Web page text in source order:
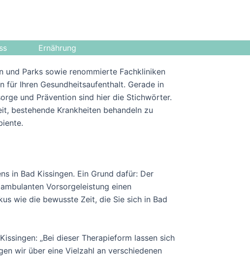
Ernährung
und Parks sowie renommierte Fachkliniken
für Ihren Gesundheitsaufenthalt. Gerade in
und Prävention sind hier die Stichwörter.
bestehende Krankheiten behandeln zu
in Bad Kissingen. Ein Grund dafür: Der
Vorsorgeleistung einen
wie die bewusste Zeit, die Sie sich in Bad
„Bei dieser Therapieform lassen sich
wir über eine Vielzahl an verschiedenen